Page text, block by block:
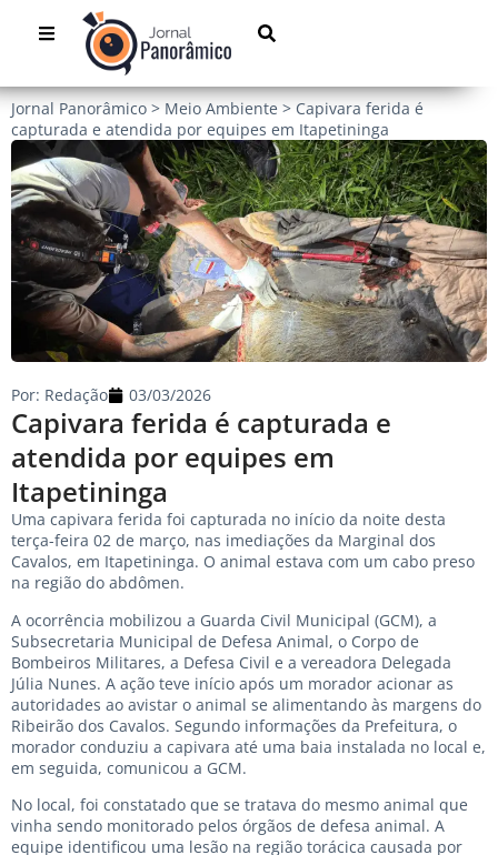
Jornal Panorâmico > Meio Ambiente > Capivara ferida é
capturada e atendida por equipes em Itapetininga
Capivara ferida é capturada e
atendida por equipes em
Itapetininga
Por: Redação 03/03/2026
Uma capivara ferida foi capturada no início da noite desta
terça-feira 02 de março, nas imediações da Marginal dos
Cavalos, em Itapetininga. O animal estava com um cabo preso
na região do abdômen.
A ocorrência mobilizou a Guarda Civil Municipal (GCM), a
Subsecretaria Municipal de Defesa Animal, o Corpo de
Bombeiros Militares, a Defesa Civil e a vereadora Delegada
Júlia Nunes. A ação teve início após um morador acionar as
autoridades ao avistar o animal se alimentando às margens do
Ribeirão dos Cavalos. Segundo informações da Prefeitura, o
morador conduziu a capivara até uma baia instalada no local e,
em seguida, comunicou a GCM.
No local, foi constatado que se tratava do mesmo animal que
vinha sendo monitorado pelos órgãos de defesa animal. A
equipe identificou uma lesão na região torácica causada por